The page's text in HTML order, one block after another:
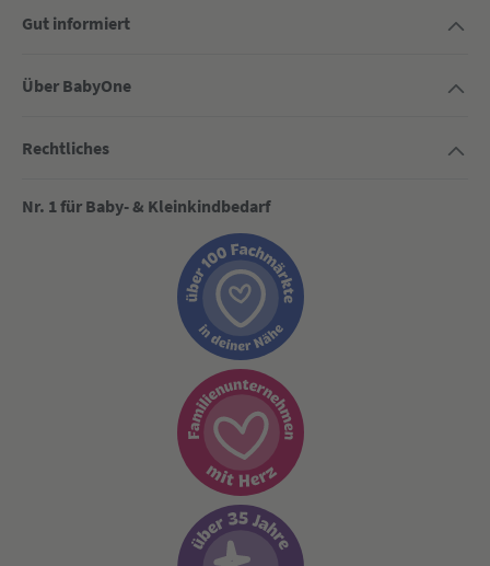
Gut informiert
Über BabyOne
Rechtliches
Nr. 1 für Baby- & Kleinkindbedarf